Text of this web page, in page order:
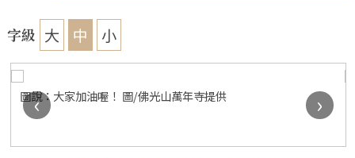
字級 大 中 小
圖說：大家加油喔！ 圖/佛光山萬年寺提供
‹ ›